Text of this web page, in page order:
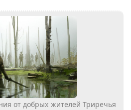
от добрых жителей Триречья